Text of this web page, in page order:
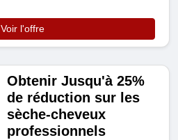
Voir l'offre
Obtenir Jusqu'à 25%
de réduction sur les
sèche-cheveux
professionnels